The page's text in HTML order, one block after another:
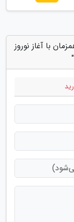
با آغاز نوروز